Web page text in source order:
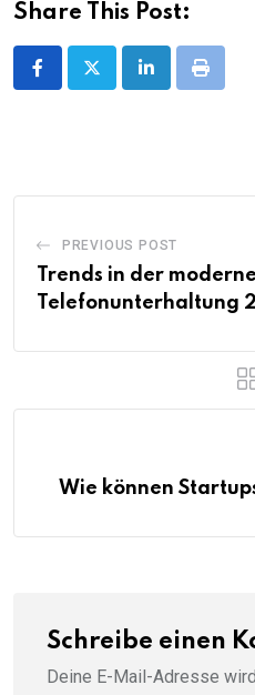
Share This Post:
LinkedInPrint
PREVIOUS POST
Trends in der
Telefonunterhaltung
Wie können
Schreibe einen
Deine E-Mail-Adresse